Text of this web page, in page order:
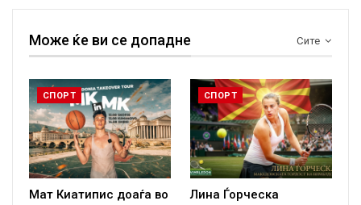
Сите
Може ќе ви се допадне
СПОРТ
Мат Киатипис доаѓа во
СПОРТ
Лина Ѓорческа